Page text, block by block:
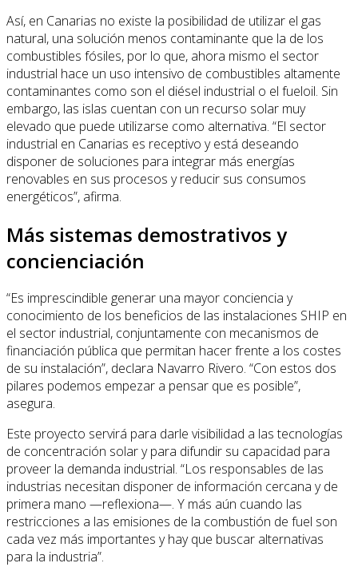
Así, en Canarias no existe la posibilidad de utilizar el gas
natural, una solución menos contaminante que la de los
combustibles fósiles, por lo que, ahora mismo el sector
industrial hace un uso intensivo de combustibles altamente
contaminantes como son el diésel industrial o el fueloil. Sin
embargo, las islas cuentan con un recurso solar muy
elevado que puede utilizarse como alternativa. “El sector
industrial en Canarias es receptivo y está deseando
disponer de soluciones para integrar más energías
renovables en sus procesos y reducir sus consumos
energéticos”, afirma.
Más sistemas demostrativos y
concienciación
“Es imprescindible generar una mayor conciencia y
conocimiento de los beneficios de las instalaciones SHIP en
el sector industrial, conjuntamente con mecanismos de
financiación pública que permitan hacer frente a los costes
de su instalación”, declara Navarro Rivero. “Con estos dos
pilares podemos empezar a pensar que es posible”,
asegura.
Este proyecto servirá para darle visibilidad a las tecnologías
de concentración solar y para difundir su capacidad para
proveer la demanda industrial. “Los responsables de las
industrias necesitan disponer de información cercana y de
primera mano —reflexiona—. Y más aún cuando las
restricciones a las emisiones de la combustión de fuel son
cada vez más importantes y hay que buscar alternativas
para la industria”.